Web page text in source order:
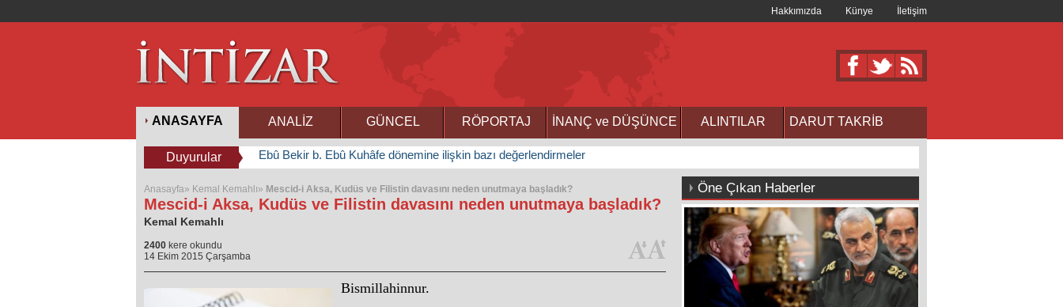
Hakkımızda Künye İletişim
ANASAYFA ANALİZ GÜNCEL RÖPORTAJ İNANÇ ve DÜŞÜNCE ALINTILAR DARUT TAKRİB
Duyurular Ebû Bekir b. Ebû Kuhâfe dönemine ilişkin bazı değerlendirmeler
Anasayfa» Kemal Kemahlı» Mescid-i Aksa, Kudüs ve Filistin davasını neden unutmaya başladık?
Mescid-i Aksa, Kudüs ve Filistin davasını neden unutmaya başladık?
Kemal Kemahlı
2400 kere okundu
14 Ekim 2015 Çarşamba
Bismillahinnur.
Öne Çıkan Haberler